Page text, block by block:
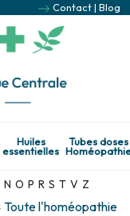
Contact| Blog
Huiles
essentielles
Tubes doses
N O P R S T V Z
Toute l'homéopathie